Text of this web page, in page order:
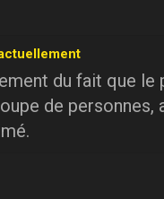
du fait que le
de personnes,